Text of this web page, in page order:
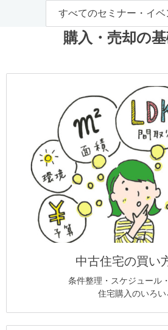
すべてのセミナー・イベ
購入・売却の
中古住宅の買い
条件整理・スケジュール
住宅購入のいろい